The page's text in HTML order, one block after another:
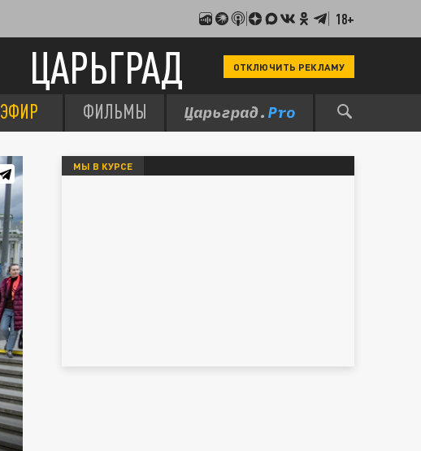
18+
ЦАРЬГРАД ОТКЛЮЧИТЬ РЕКЛАМУ
ЭФИР ФИЛЬМЫ
МЫ В КУРСЕ